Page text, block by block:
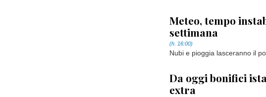
Meteo, tempo
settimana
(h. 16:00)
Nubi e pioggia lasceranno il
Da oggi bonifici
extra